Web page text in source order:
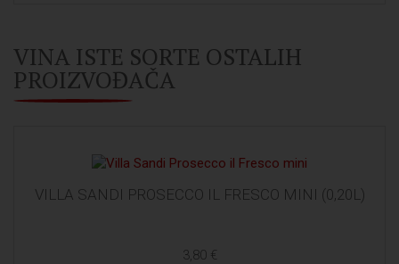
VINA ISTE SORTE OSTALIH
PROIZVOĐAČA
VILLA SANDI PROSECCO IL FRESCO MINI (0,20L)
3,80 €